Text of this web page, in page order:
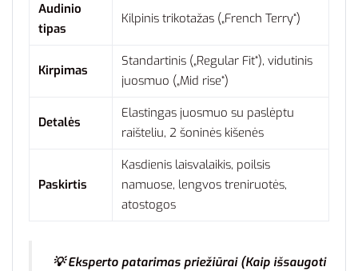
Audinio
tipas
Kilpinis trikotažas („French Terry“)
Kirpimas
Standartinis („Regular Fit“), vidutinis
juosmuo („Mid rise“)
Detalės
Elastingas juosmuo su paslėptu
raišteliu, 2 šoninės kišenės
Paskirtis
Kasdienis laisvalaikis, poilsis
namuose, lengvos treniruotės,
atostogos
💡 Eksperto patarimas priežiūrai (Kaip išsaugoti